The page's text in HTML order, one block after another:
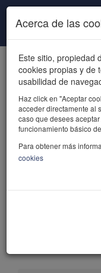
Pasar al contenido
Acerca de las
Este sitio, propiedad
cookies propias y de
usabilidad de
Haz click en "Aceptar
acceder directamente al
caso que desees
funcionamiento básico
Para obtener más
cookies